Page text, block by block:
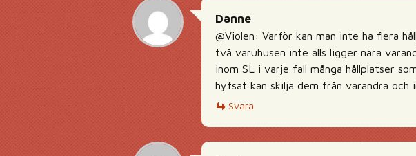
Danne
@Violen: Varför kan man inte ha flera
två varuhusen inte alls ligger nära
inom SL i varje fall många hållplatser
hyfsat kan skilja dem från varandra och
Svara